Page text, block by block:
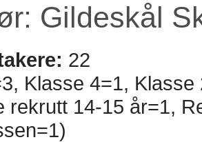
Gildeskål
22
Klasse 4=1,
rekrutt 14-15 år=1,